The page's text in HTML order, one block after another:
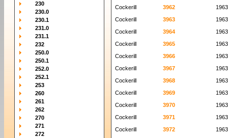
230
230.0
230.1
231.0
231.1
232
250.0
250.1
252.0
252.1
253
260
261
262
270
271
272
Cockerill
3962
1963
Cockerill
3963
1963
Cockerill
3964
1963
Cockerill
3965
1963
Cockerill
3966
1963
Cockerill
3967
1963
Cockerill
3968
1963
Cockerill
3969
1963
Cockerill
3970
1963
Cockerill
3971
1963
Cockerill
3972
1963